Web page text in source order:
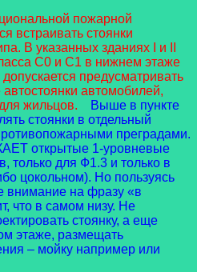
пожарной
встраивать стоянки
В указанных зданиях I и II
С0 и С1 в нижнем этаже
предусматривать
автомобилей,
жильцов.
Выше в пункте
стоянки в отдельный
преградами.
открытые 1-уровневые
только для Ф1.3 и только в
цокольном). Но пользуясь
внимание на фразу «в
что в самом низу. Не
стоянку, а еще
этаже, размещать
– мойку например или